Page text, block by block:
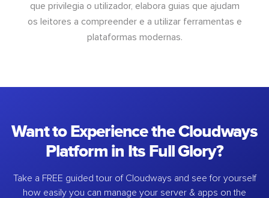
que privilegia o utilizador, elabora guias que ajudam
os leitores a compreender e a utilizar ferramentas e
plataformas modernas.
Want to Experience the Cloudways
Platform in Its Full Glory?
Take a FREE guided tour of Cloudways and see for yourself
how easily you can manage your server & apps on the